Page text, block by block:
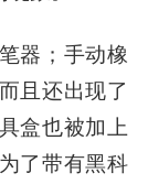
器；手动橡
且还出现了
盒也被加上
了带有黑科